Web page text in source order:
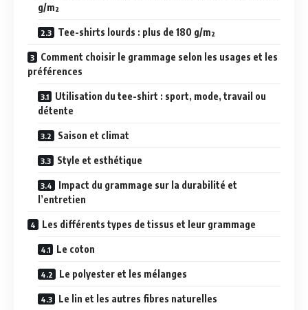
g/m²
Tee-shirts lourds : plus de 180 g/m²
Comment choisir le grammage selon les usages et les
préférences
Utilisation du tee-shirt : sport, mode, travail ou
détente
Saison et climat
Style et esthétique
Impact du grammage sur la durabilité et
l’entretien
Les différents types de tissus et leur grammage
Le coton
Le polyester et les mélanges
Le lin et les autres fibres naturelles